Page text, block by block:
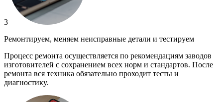
3
Ремонтируем, меняем неисправные детали и тестируем
Процесс ремонта осуществляется по рекомендациям заводов
изготовителей с сохранением всех норм и стандартов. После
ремонта вся техника обязательно проходит тесты и
диагностику.